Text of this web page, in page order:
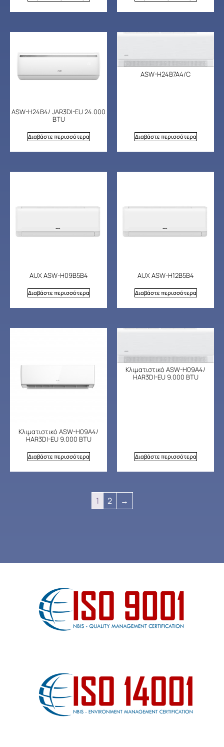
ASW-H24B4/ JAR3DI-EU 24.000
BTU
Διαβάστε περισσότερα
ASW-H24B7A4/C
Διαβάστε περισσότερα
AUX ASW-H09B5B4
Διαβάστε περισσότερα
AUX ASW-H12B5B4
Διαβάστε περισσότερα
Κλιματιστικό ASW-H09A4/
HAR3DI-EU 9.000 BTU
Διαβάστε περισσότερα
Κλιματιστικό ASW-H09A4/
HAR3DI-EU 9.000 BTU
Διαβάστε περισσότερα
1 2 →